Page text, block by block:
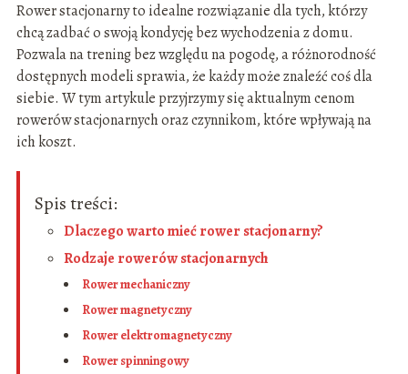
Rower stacjonarny to idealne rozwiązanie dla tych, którzy
chcą zadbać o swoją kondycję bez wychodzenia z domu.
Pozwala na trening bez względu na pogodę, a różnorodność
dostępnych modeli sprawia, że każdy może znaleźć coś dla
siebie. W tym artykule przyjrzymy się aktualnym cenom
rowerów stacjonarnych oraz czynnikom, które wpływają na
ich koszt.
Spis treści:
Dlaczego warto mieć rower stacjonarny?
Rodzaje rowerów stacjonarnych
Rower mechaniczny
Rower magnetyczny
Rower elektromagnetyczny
Rower spinningowy